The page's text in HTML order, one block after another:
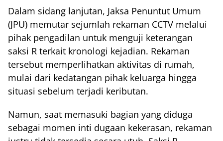
Dalam sidang lanjutan, Jaksa Penuntut Umum
(JPU) memutar sejumlah rekaman CCTV melalui
pihak pengadilan untuk menguji keterangan
saksi R terkait kronologi kejadian. Rekaman
tersebut memperlihatkan aktivitas di rumah,
mulai dari kedatangan pihak keluarga hingga
situasi sebelum terjadi keributan.
Namun, saat memasuki bagian yang diduga
sebagai momen inti dugaan kekerasan, rekaman